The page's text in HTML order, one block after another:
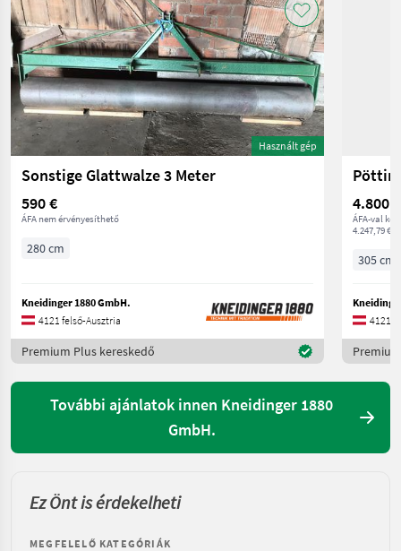
Használt gép
Sonstige Glattwalze 3 Meter
590 €
ÁFA nem érvényesíthető
280 cm
Kneidinger 1880 GmbH.
4121 felső-Ausztria
Premium Plus kereskedő
4.800 €
ÁFA-val
4.247,79 €
305 cm
4121
További ajánlatok innen Kneidinger 1880
GmbH.
Ez Önt is érdekelheti
MEGFELELŐ KATEGÓRIÁK